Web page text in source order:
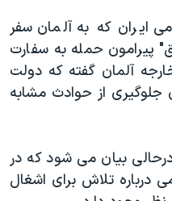
ایران که به آلمان سفر
پیرامون حمله به سفارت
آلمان گفته که دولت
جلوگیری از حوادث مشابه
بیان می شود که در
درباره تلاش برای اشغال